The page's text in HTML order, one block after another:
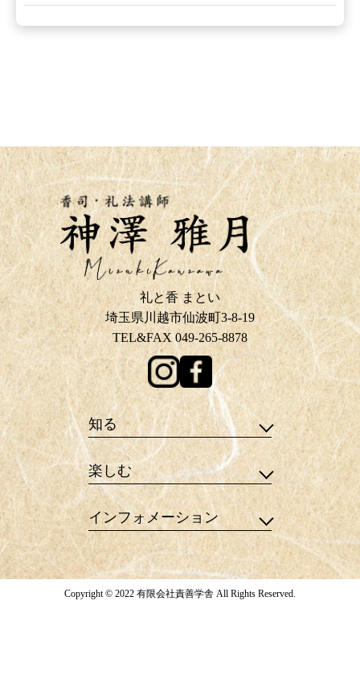
礼と香 まとい
埼玉県川越市仙波町3-8-19
TEL&FAX 049-265-8878
知る
楽しむ
インフォメーション
Copyright © 2022 有限会社責善学舎 All Rights Reserved.